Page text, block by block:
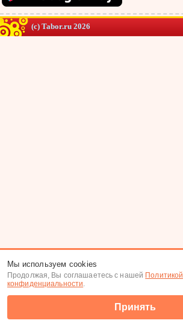
(c) Tabor.ru 2026
Мы используем cookies
Продолжая, Вы соглашаетесь с нашей Политикой
конфиденциальности.
Принять